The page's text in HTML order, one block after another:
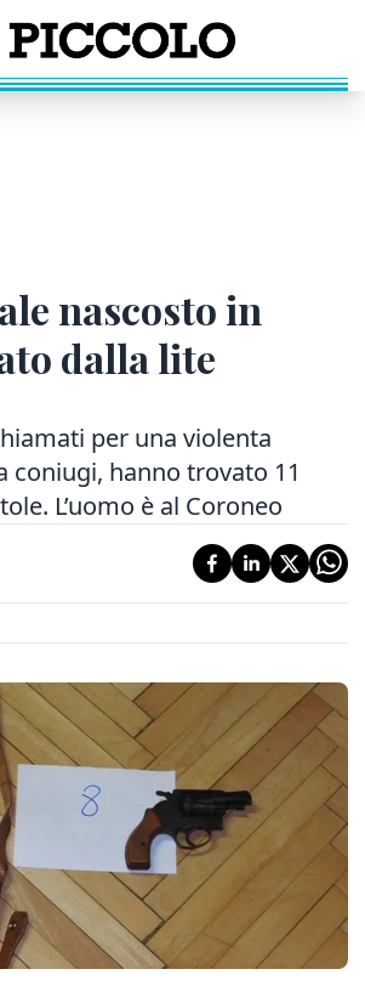
nascosto in
dalla lite
per una violenta
coniugi, hanno trovato 11
L’uomo è al Coroneo